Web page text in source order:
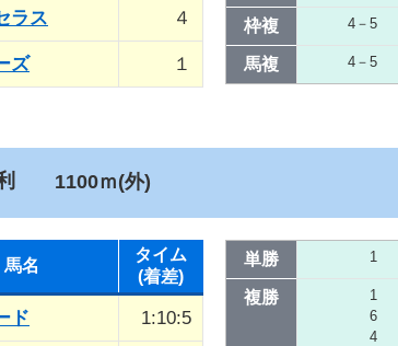
ラス ４
ズ １
枠複 4－5
馬複 4－5
1100ｍ(外)
馬名
タイム
(着差)
ド 1:10:5
単勝 1
複勝
1
6
4